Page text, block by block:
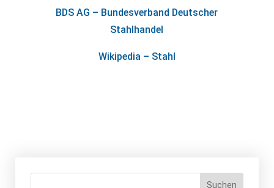
BDS AG – Bundesverband Deutscher
Stahlhandel
Wikipedia – Stahl
Suchen